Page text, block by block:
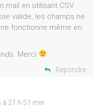
mail en utilisant CSV
valide, les champs ne
fonctionne même en
Merci
Répondre
à 21 h 51 min